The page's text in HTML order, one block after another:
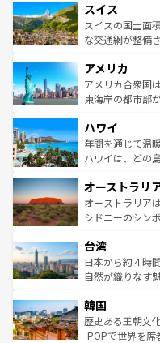
れる地方に足を
きる
を参照してほし
は、お酒好きな人に
ドイツ情報はコ
リアごとに異な
ティー、ビール
戦など、本場だ
ンツ一覧を参照
スイス
スイスの国土面
な交通網が整備
の建物がそのま
博物館もあり、
ことができる。
ば市内交通費無料で
着のスイス情報
アメリカ
アメリカ合衆国
東海岸の都市部
のような巨大都
ンメントが詰ま
西部には大自然
部のニューオー
文化が魅力。旅
しみながら、そ
ならではの贅沢な旅のスタ
情報はコンテン
ハワイ
年間を通じて温
ハワイは、どの
ワイ島は見逃せ
島だが、静かな
おすすめ。エメ
れるおもてなし
人々、おいしい
ク、伝統的なフ
ワイを、存分に味わってほし
はコンテンツ一覧
オーストラリ
オーストラリア
シドニーのシン
リアリーフや大
ク）、タスマニ
ど、見どころが
いる。アクティ
ビング、ハイキ
い。オーストラ
台湾
日本から約４時
自然が織りなす
ン）、静ひつな
と山間の静けさ
驚きをもたらし
韓国
歴史ある王朝文
-POPで世界を席